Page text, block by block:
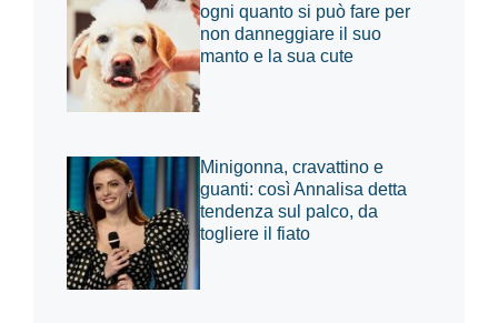
ogni quanto si può fare per
non danneggiare il suo
manto e la sua cute
Minigonna, cravattino e
guanti: così Annalisa detta
tendenza sul palco, da
togliere il fiato